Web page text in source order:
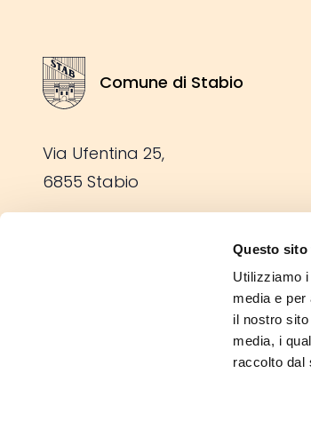
Questo
Utilizziamo
media e
il nostro
media, i
raccolto dal
Stemma Comune di Stabio
Comune di Stabio
Via Ufentina 25,
6855 Stabio
Scarica l'app del Comune